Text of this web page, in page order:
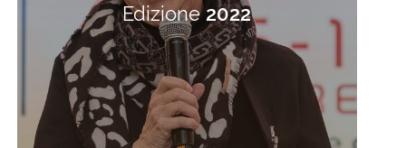
Edizione2022